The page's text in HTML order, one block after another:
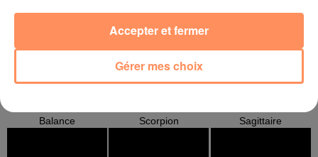
Balance Scorpion Sagittaire
Gérer mes choix
Accepter et fermer